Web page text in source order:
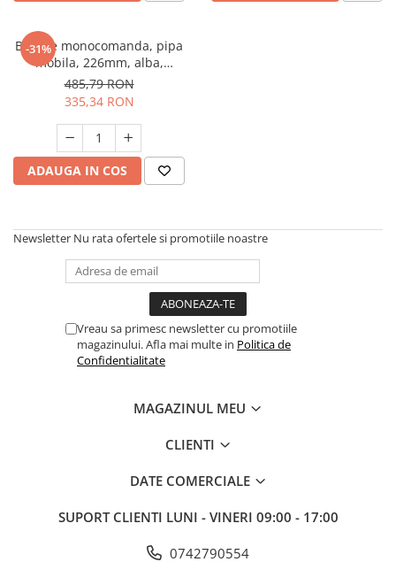
Sere
Sobe pe gaz & electrice
Suflante & Aspiratoare
Aspiratoare
Suflante Frunze
Unelte Gradinarit
Aparate de aer conditionat
Incubatoare oua
-31%
Baterie monocomanda, pipa
mobila, 226mm, alba,
Ecostone GF-2249
485,79 RON
335,34 RON
ADAUGA IN COS
Newsletter Nu rata ofertele si promotiile noastre
Vreau sa primesc newsletter cu promotiile
magazinului. Afla mai multe in Politica de
Confidentialitate
MAGAZINUL MEU
CLIENTI
DATE COMERCIALE
SUPORT CLIENTI LUNI - VINERI 09:00 - 17:00
0742790554